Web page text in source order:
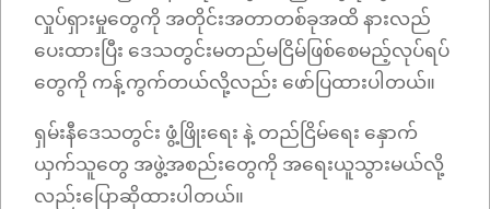
လှုပ်ရှားမှုတွေကို အတိုင်းအတာတစ်ခုအထိ နားလည်
ပေးထားပြီး ဒေသတွင်းမတည်မငြိမ်ဖြစ်စေမည့်လုပ်ရပ်
တွေကို ကန့်ကွက်တယ်လို့လည်း ဖော်ပြထားပါတယ်။
ရှမ်းနီဒေသတွင်း ဖွံ့ဖြိုးရေး နဲ့ တည်ငြိမ်ရေး နှောက်
ယှက်သူတွေ အဖွဲ့အစည်းတွေကို အရေးယူသွားမယ်လို့
လည်းပြောဆိုထားပါတယ်။